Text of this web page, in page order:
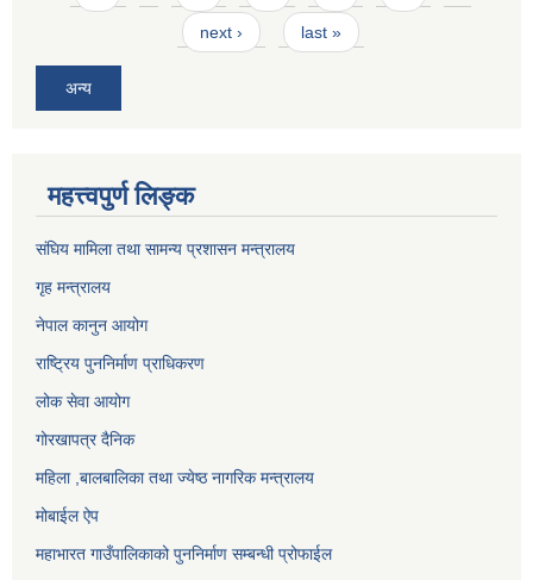
next › last »
अन्य
महत्त्वपुर्ण लिङ्क
संघिय मामिला तथा सामन्य प्रशासन मन्त्रालय
गृह मन्त्रालय
नेपाल कानुन आयोग
राष्ट्रिय पुननिर्माण प्राधिकरण
लोक सेवा आयोग
गोरखापत्र दैनिक
महिला ,बालबालिका तथा ज्येष्ठ नागरिक मन्त्रालय
मोबाईल ऐप
महाभारत गाउँपालिकाको पुननिर्माण सम्बन्धी प्रोफाईल